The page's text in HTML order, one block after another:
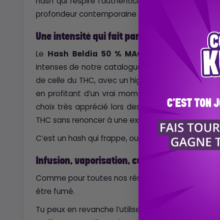
profondeur contemporaine qui fait toute la
Une intensité qui fait partie des plus fortes
Le Hash Beldia 50 % MAGIC SAUCE
se
intenses de notre catalogue. Beaucoup
de celle du THC, avec un high profond mais plus
en profitant d’un vrai moment d’évasion. Cette
choix très apprécié lors des périodes de
THC sans renoncer à une expérience forte,
C’est un hash qui frappe, oui, mais qui frappe
Infusion, vaporisation, cuisine : une
Comme pour toutes nos résines, le
être fumé.
Tu peux en revanche l’utiliser en